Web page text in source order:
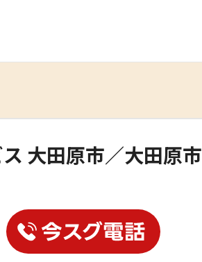
大田原市／大田原市